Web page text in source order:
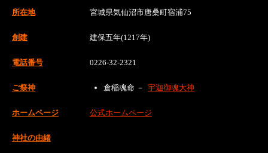
所在地 宮城県気仙沼市唐桑町宿浦75
創建 建保五年(1217年)
電話番号 0226-32-2321
ご祭神 倉稲魂命 － 宇迦御魂大神
ホームページ 公式ホームページ
神社の由緒